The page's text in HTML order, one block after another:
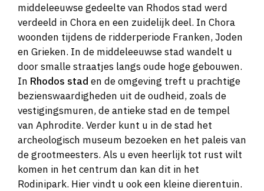
middeleeuwse gedeelte van Rhodos stad werd
verdeeld in Chora en een zuidelijk deel. In Chora
woonden tijdens de ridderperiode Franken, Joden
en Grieken. In de middeleeuwse stad wandelt u
door smalle straatjes langs oude hoge gebouwen.
In Rhodos stad en de omgeving treft u prachtige
bezienswaardigheden uit de oudheid, zoals de
vestigingsmuren, de antieke stad en de tempel
van Aphrodite. Verder kunt u in de stad het
archeologisch museum bezoeken en het paleis van
de grootmeesters. Als u even heerlijk tot rust wilt
komen in het centrum dan kan dit in het
Rodinipark. Hier vindt u ook een kleine dierentuin.